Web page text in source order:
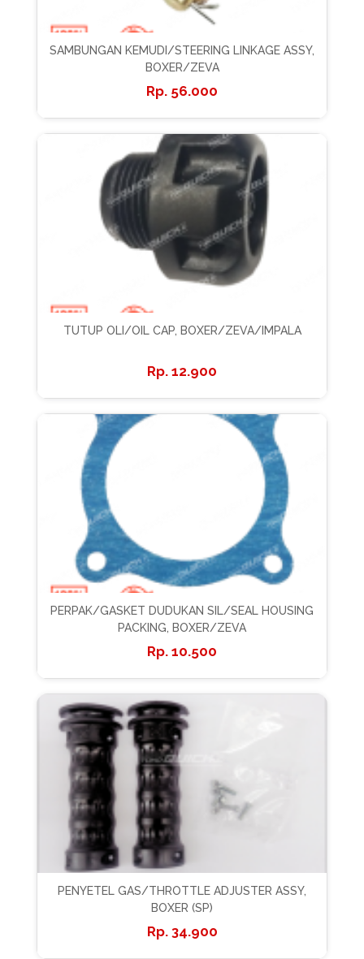
SAMBUNGAN KEMUDI/STEERING LINKAGE ASSY,
BOXER/ZEVA
56.000
TUTUP OLI/OIL CAP, BOXER/ZEVA/IMPALA
12.900
PERPAK/GASKET DUDUKAN SIL/SEAL HOUSING
PACKING, BOXER/ZEVA
10.500
PENYETEL GAS/THROTTLE ADJUSTER ASSY,
BOXER (SP)
34.900